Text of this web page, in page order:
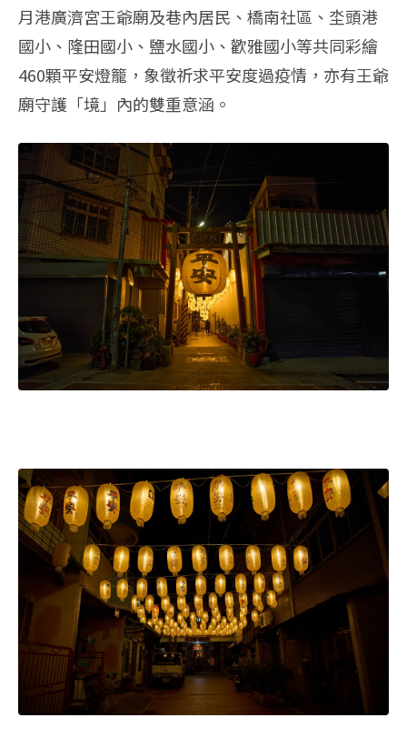
月港廣濟宮王爺廟及巷內居民、橋南社區、坔頭港
國小、隆田國小、鹽水國小、歡雅國小等共同彩繪
460顆平安燈籠，象徵祈求平安度過疫情，亦有王爺
廟守護「境」內的雙重意涵。